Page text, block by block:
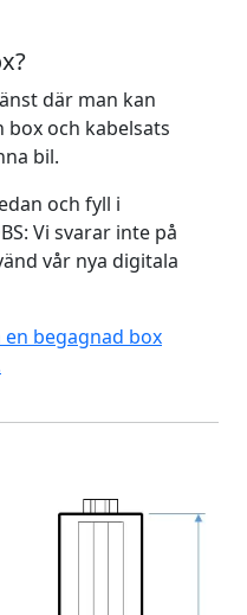
där man kan
och kabelsats
bil.
och fyll i
Vi svarar inte på
vår nya digitala
begagnad box